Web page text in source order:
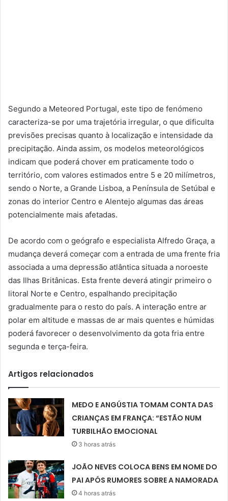
Segundo a Meteored Portugal, este tipo de fenómeno
caracteriza-se por uma trajetória irregular, o que dificulta
previsões precisas quanto à localização e intensidade da
precipitação. Ainda assim, os modelos meteorológicos
indicam que poderá chover em praticamente todo o
território, com valores estimados entre 5 e 20 milímetros,
sendo o Norte, a Grande Lisboa, a Península de Setúbal e
zonas do interior Centro e Alentejo algumas das áreas
potencialmente mais afetadas.
De acordo com o geógrafo e especialista Alfredo Graça, a
mudança deverá começar com a entrada de uma frente fria
associada a uma depressão atlântica situada a noroeste
das Ilhas Britânicas. Esta frente deverá atingir primeiro o
litoral Norte e Centro, espalhando precipitação
gradualmente para o resto do país. A interação entre ar
polar em altitude e massas de ar mais quentes e húmidas
poderá favorecer o desenvolvimento da gota fria entre
segunda e terça-feira.
Artigos relacionados
MEDO E ANGÚSTIA TOMAM CONTA DAS
CRIANÇAS EM FRANÇA: “ESTÃO NUM
TURBILHÃO EMOCIONAL
3 horas atrás
JOÃO NEVES COLOCA BENS EM NOME DO
PAI APÓS RUMORES SOBRE A NAMORADA
4 horas atrás